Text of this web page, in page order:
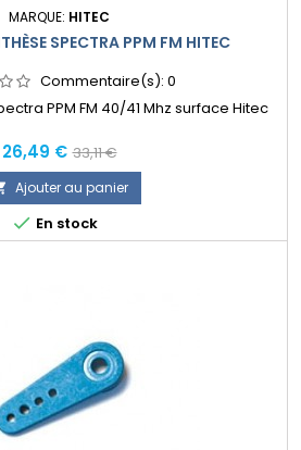
MARQUE: HITEC
SPECTRA PPM FM HITEC
Commentaire(s): 0
PPM FM 40/41 Mhz surface Hitec
Prix
26,49 € Prix
normal
33,11 €
Ajouter au panier
 En stock